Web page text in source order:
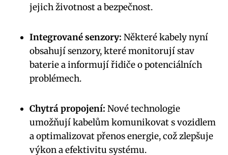
jejich životnost a bezpečnost.
Integrované senzory: Některé kabely nyní
obsahují senzory, které monitorují stav
baterie a informují řidiče o potenciálních
problémech.
Chytrá propojení: Nové technologie
umožňují kabelům komunikovat s vozidlem
a optimalizovat přenos energie, což zlepšuje
výkon a efektivitu systému.